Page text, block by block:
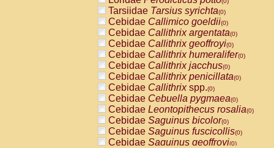
Tarsiidae Tarsius syrichta(0)
Cebidae Callimico goeldii(0)
Cebidae Callithrix argentata(0)
Cebidae Callithrix geoffroyi(0)
Cebidae Callithrix humeralifer(0)
Cebidae Callithrix jacchus(0)
Cebidae Callithrix penicillata(0)
Cebidae Callithrixspp.(0)
Cebidae Cebuella pygmaea(0)
Cebidae Leontopithecus rosalia(0)
Cebidae Saguinus bicolor(0)
Cebidae Saguinus fuscicollis(0)
Cebidae Saguinus geoffroyi(0)